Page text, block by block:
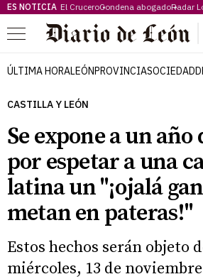
ES NOTICIA El CruceroCondena abogadoRadar
Menú
ÚLTIMA HORALEÓNPROVINCIASOCIEDAD
CASTILLA Y LEÓN
Se expone a un año
por espetar a una
latina un "¡ojalá
metan en pateras!"
Estos hechos serán objeto
miércoles, 13 de